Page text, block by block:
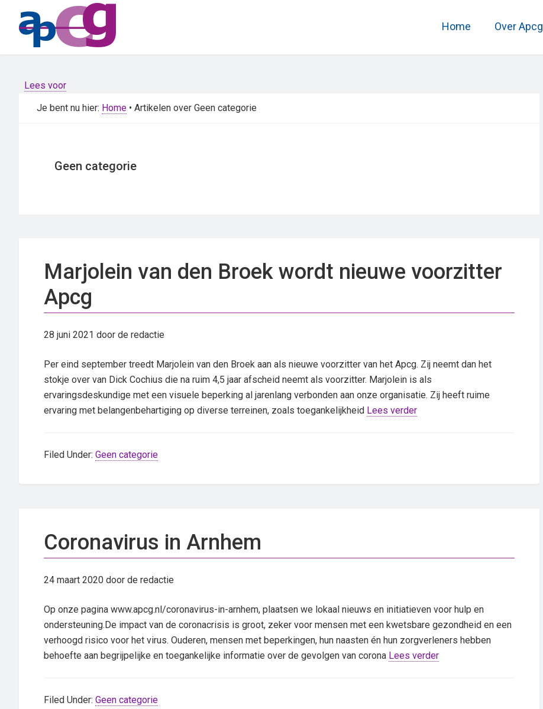
to
main
to
primary
Home Over Apcg
Lees voor
Je bent nu hier: Home • Artikelen over Geen categorie
Geen categorie
Marjolein van den Broek wordt nieuwe voorzitter
Apcg
28 juni 2021 door de redactie
Per eind september treedt Marjolein van den Broek aan als nieuwe voorzitter van het Apcg. Zij neemt dan het
stokje over van Dick Cochius die na ruim 4,5 jaar afscheid neemt als voorzitter. Marjolein is als
ervaringsdeskundige met een visuele beperking al jarenlang verbonden aan onze organisatie. Zij heeft ruime
ervaring met belangenbehartiging op diverse terreinen, zoals toegankelijkheid Lees verder
Filed Under: Geen categorie
Coronavirus in Arnhem
24 maart 2020 door de redactie
Op onze pagina www.apcg.nl/coronavirus-in-arnhem, plaatsen we lokaal nieuws en initiatieven voor hulp en
ondersteuning.De impact van de coronacrisis is groot, zeker voor mensen met een kwetsbare gezondheid en een
verhoogd risico voor het virus. Ouderen, mensen met beperkingen, hun naasten én hun zorgverleners hebben
behoefte aan begrijpelijke en toegankelijke informatie over de gevolgen van corona Lees verder
Filed Under: Geen categorie